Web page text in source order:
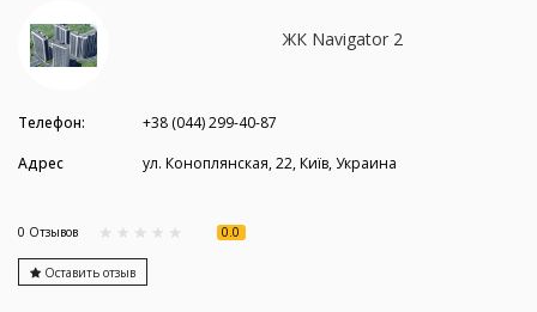
ЖК Navigator 2
Телефон:
+38 (044) 299-40-87
Адрес
ул. Коноплянская, 22, Київ, Украина
0 Отзывов 0.0
Оставить отзыв